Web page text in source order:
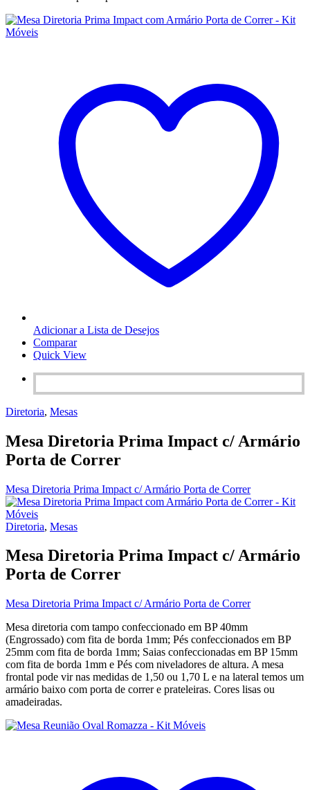
Adicionar a Lista de Desejos
Comparar
Quick View
Diretoria, Mesas
Mesa Diretoria Prima Impact c/ Armário
Porta de Correr
Mesa Diretoria Prima Impact c/ Armário Porta de Correr
Diretoria, Mesas
Mesa Diretoria Prima Impact c/ Armário
Porta de Correr
Mesa Diretoria Prima Impact c/ Armário Porta de Correr
Mesa diretoria com tampo confeccionado em BP 40mm
(Engrossado) com fita de borda 1mm; Pés confeccionados em BP
25mm com fita de borda 1mm; Saias confeccionadas em BP 15mm
com fita de borda 1mm e Pés com niveladores de altura. A mesa
frontal pode vir nas medidas de 1,50 ou 1,70 L e na lateral temos um
armário baixo com porta de correr e prateleiras. Cores lisas ou
amadeiradas.